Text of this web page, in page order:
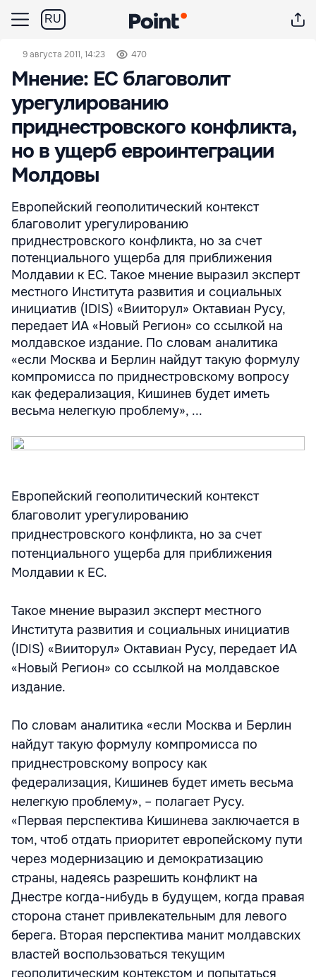
RU
9 августа 2011, 14:23 470
Мнение: ЕС благоволит
урегулированию
приднестровского конфликта,
но в ущерб евроинтеграции
Молдовы
Европейский геополитический контекст
благоволит урегулированию
приднестровского конфликта, но за счет
потенциального ущерба для приближения
Молдавии к ЕС. Такое мнение выразил эксперт
местного Института развития и социальных
инициатив (IDIS) «Вииторул» Октавиан Русу,
передает ИА «Новый Регион» со ссылкой на
молдавское издание. По словам аналитика
«если Москва и Берлин найдут такую формулу
компромисса по приднестровскому вопросу
как федерализация, Кишинев будет иметь
весьма нелегкую проблему», ...
Европейский геополитический контекст
благоволит урегулированию
приднестровского конфликта, но за счет
потенциального ущерба для приближения
Молдавии к ЕС.
Такое мнение выразил эксперт местного
Института развития и социальных инициатив
(IDIS) «Вииторул» Октавиан Русу, передает ИА
«Новый Регион» со ссылкой на молдавское
издание.
По словам аналитика «если Москва и Берлин
найдут такую формулу компромисса по
приднестровскому вопросу как
федерализация, Кишинев будет иметь весьма
нелегкую проблему», – полагает Русу.
«Первая перспектива Кишинева заключается в
том, чтоб отдать приоритет европейскому пути
через модернизацию и демократизацию
страны, надеясь разрешить конфликт на
Днестре когда-нибудь в будущем, когда правая
сторона станет привлекательным для левого
берега. Вторая перспектива манит молдавских
властей воспользоваться текущим
геополитическим контекстом и попытаться